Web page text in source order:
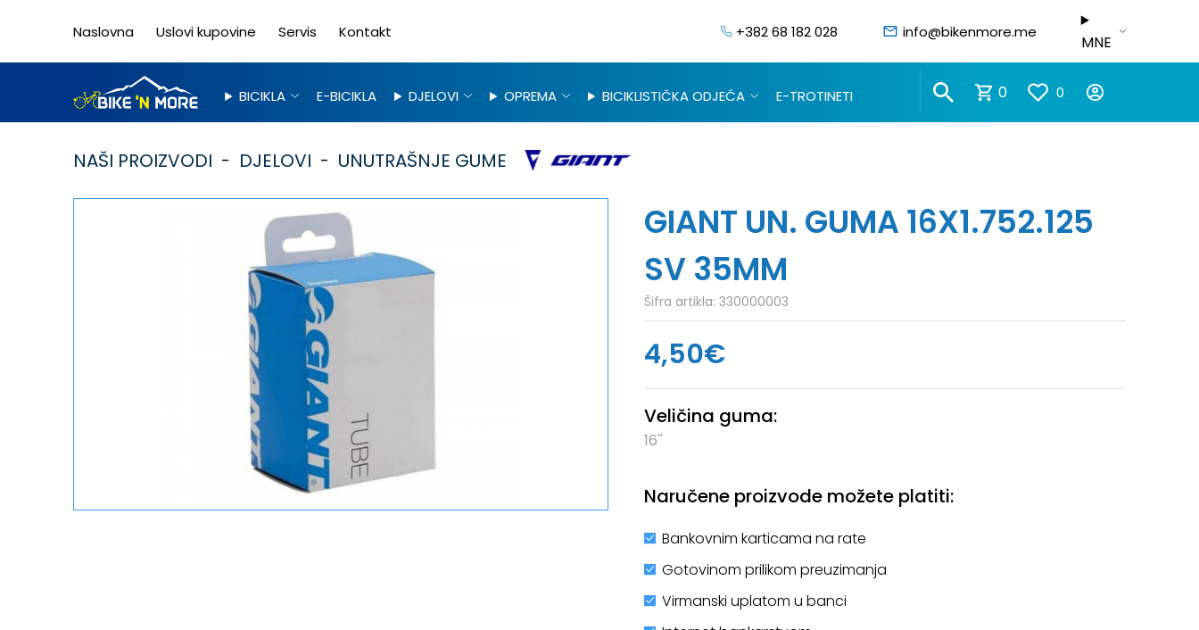
Naslovna Uslovi kupovine Servis Kontakt +382 68 182 028 info@bikenmore.me
MNE
BICIKLA E-BICIKLA DJELOVI OPREMA BICIKLISTIČKA ODJEĆA E-TROTINETI 0 0
NAŠI PROIZVODI DJELOVI UNUTRAŠNJE GUME
GIANT UN. GUMA 16X1.752.125
SV 35MM
Šifra artikla:330000003
4,50€
Veličina guma:
16''
Naručene proizvode možete platiti:
Bankovnim karticama na rate
Gotovinom prilikom preuzimanja
Virmanski uplatom u banci